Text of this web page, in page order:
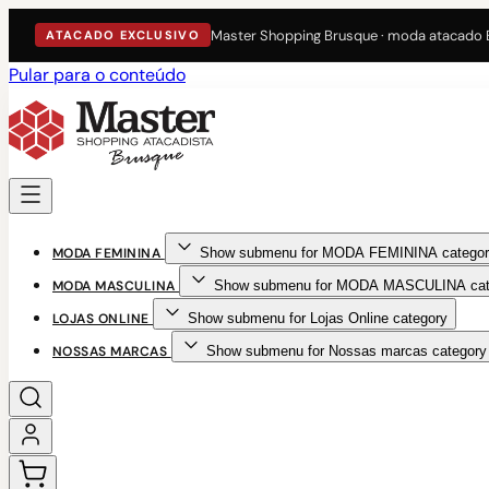
ATACADO EXCLUSIVO Master Shopping Brusque · moda atacado
Pular para o conteúdo
MODA FEMININA Show submenu for MODA FEMININA
MODA MASCULINA Show submenu for MODA MASCULINA
LOJAS ONLINE Show submenu for Lojas Online category
NOSSAS MARCAS Show submenu for Nossas marcas category